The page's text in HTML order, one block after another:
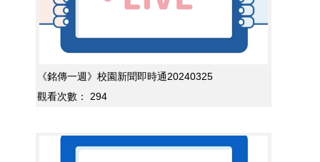
《銘傳一週》校園新聞即時通20240325
觀看次數：
294